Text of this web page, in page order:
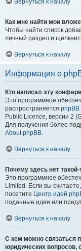
Вернуться к началу
Как мне найти мои
Чтобы найти список
личный раздел и
Вернуться к началу
Информация о
Кто написал эту
Это программное
распространяется phpBB
Public Licence, версии 2
Для получения более
About phpBB.
Вернуться к началу
Почему здесь нет
Это программное
Limited. Если вы
посетите Центр идей
поданные идеи или
Вернуться к началу
С кем можно связаться
юридических вопросов,